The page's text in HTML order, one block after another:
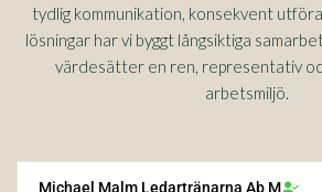
tydlig kommunikation, konsekvent
lösningar har vi byggt långsiktiga
värdesätter en ren, representativ
arbetsmiljö.